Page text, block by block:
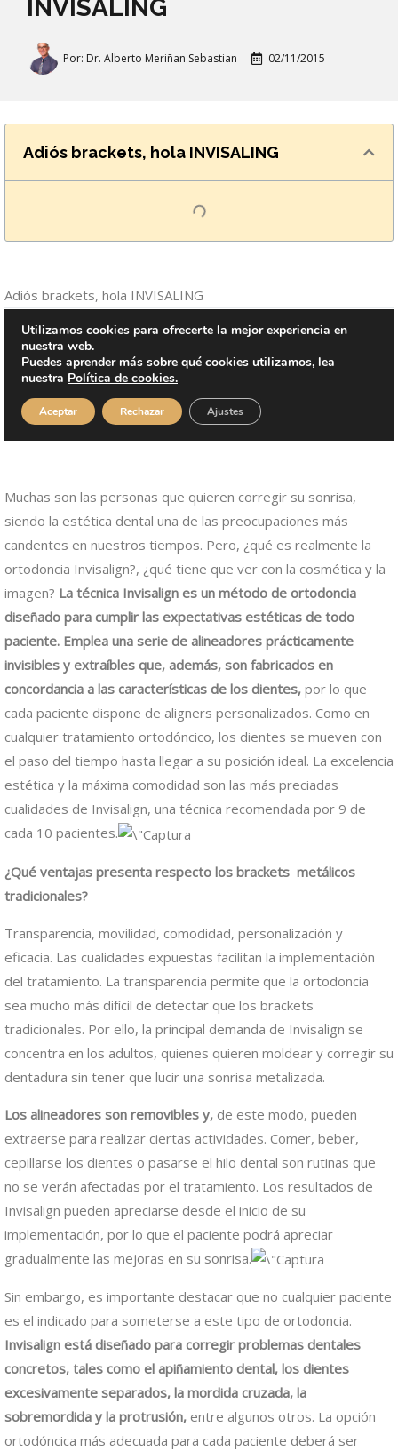
INVISALING
Por: Dr. Alberto Meriñan Sebastian 02/11/2015
Adiós brackets, hola INVISALING
Adiós brackets, hola INVISALING
Muchas son las personas que quieren corregir su sonrisa,
siendo la estética dental una de las preocupaciones más
candentes en nuestros tiempos. Pero, ¿qué es realmente la
ortodoncia Invisalign?, ¿qué tiene que ver con la cosmética y la
imagen? La técnica Invisalign es un método de ortodoncia
diseñado para cumplir las expectativas estéticas de todo
paciente. Emplea una serie de alineadores prácticamente
invisibles y extraíbles que, además, son fabricados en
concordancia a las características de los dientes, por lo que
cada paciente dispone de aligners personalizados. Como en
cualquier tratamiento ortodóncico, los dientes se mueven con
el paso del tiempo hasta llegar a su posición ideal. La excelencia
estética y la máxima comodidad son las más preciadas
cualidades de Invisalign, una técnica recomendada por 9 de
cada 10 pacientes.
¿Qué ventajas presenta respecto los brackets metálicos
tradicionales?
Transparencia, movilidad, comodidad, personalización y
eficacia. Las cualidades expuestas facilitan la implementación
del tratamiento. La transparencia permite que la ortodoncia
sea mucho más difícil de detectar que los brackets
tradicionales. Por ello, la principal demanda de Invisalign se
concentra en los adultos, quienes quieren moldear y corregir su
dentadura sin tener que lucir una sonrisa metalizada.
Los alineadores son removibles y, de este modo, pueden
extraerse para realizar ciertas actividades. Comer, beber,
cepillarse los dientes o pasarse el hilo dental son rutinas que
no se verán afectadas por el tratamiento. Los resultados de
Invisalign pueden apreciarse desde el inicio de su
implementación, por lo que el paciente podrá apreciar
gradualmente las mejoras en su sonrisa.
Sin embargo, es importante destacar que no cualquier paciente
es el indicado para someterse a este tipo de ortodoncia.
Invisalign está diseñado para corregir problemas dentales
concretos, tales como el apiñamiento dental, los dientes
excesivamente separados, la mordida cruzada, la
sobremordida y la protrusión, entre algunos otros. La opción
ortodóncica más adecuada para cada paciente deberá ser